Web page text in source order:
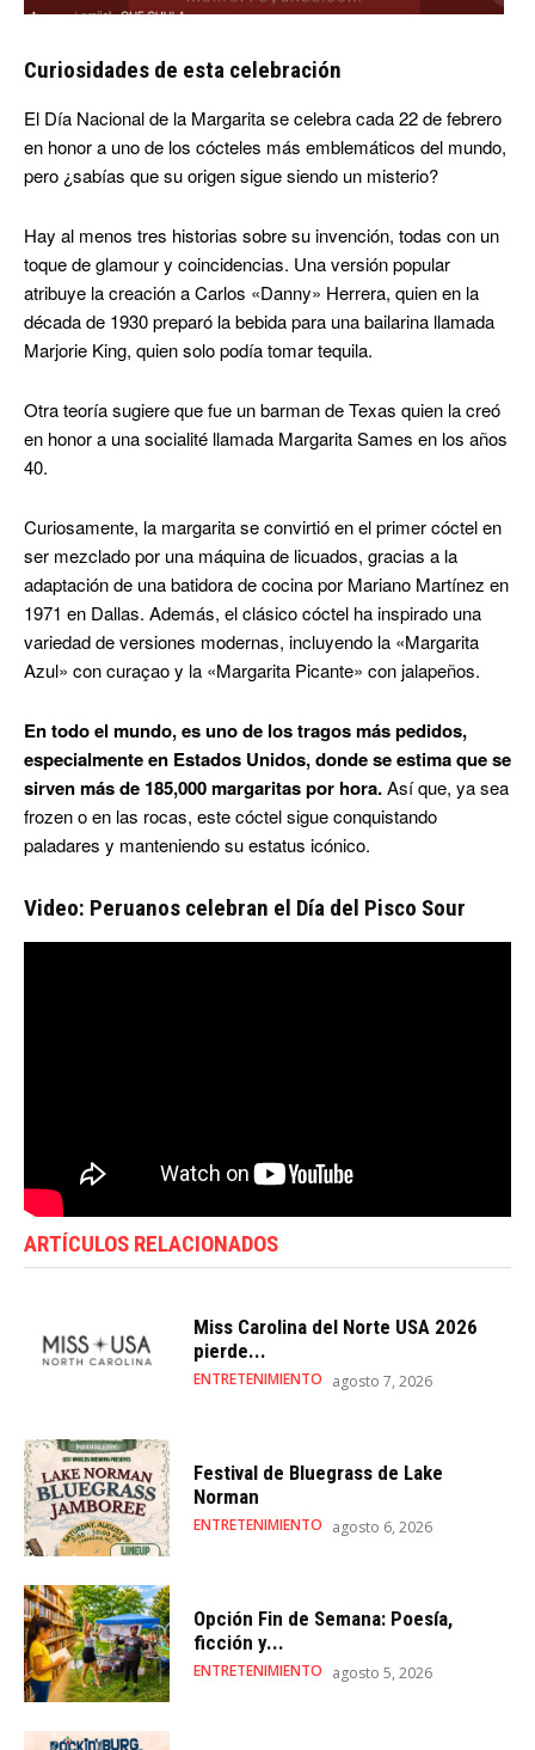
Curiosidades de esta celebración
El Día Nacional de la Margarita se celebra cada 22 de febrero
en honor a uno de los cócteles más emblemáticos del mundo,
pero ¿sabías que su origen sigue siendo un misterio?
Hay al menos tres historias sobre su invención, todas con un
toque de glamour y coincidencias. Una versión popular
atribuye la creación a Carlos «Danny» Herrera, quien en la
década de 1930 preparó la bebida para una bailarina llamada
Marjorie King, quien solo podía tomar tequila.
Otra teoría sugiere que fue un barman de Texas quien la creó
en honor a una socialité llamada Margarita Sames en los años
40.
Curiosamente, la margarita se convirtió en el primer cóctel en
ser mezclado por una máquina de licuados, gracias a la
adaptación de una batidora de cocina por Mariano Martínez en
1971 en Dallas. Además, el clásico cóctel ha inspirado una
variedad de versiones modernas, incluyendo la «Margarita
Azul» con curaçao y la «Margarita Picante» con jalapeños.
En todo el mundo, es uno de los tragos más pedidos,
especialmente en Estados Unidos, donde se estima que se
sirven más de 185,000 margaritas por hora.Así que, ya sea
frozen o en las rocas, este cóctel sigue conquistando
paladares y manteniendo su estatus icónico.
Video: Peruanos celebran el Día del Pisco Sour
ARTÍCULOS RELACIONADOS
Miss Carolina del Norte USA 2026
pierde...
ENTRETENIMIENTO agosto 7, 2026
Festival de Bluegrass de Lake
Norman
ENTRETENIMIENTO agosto 6, 2026
Opción Fin de Semana: Poesía,
ficción y...
ENTRETENIMIENTO agosto 5, 2026